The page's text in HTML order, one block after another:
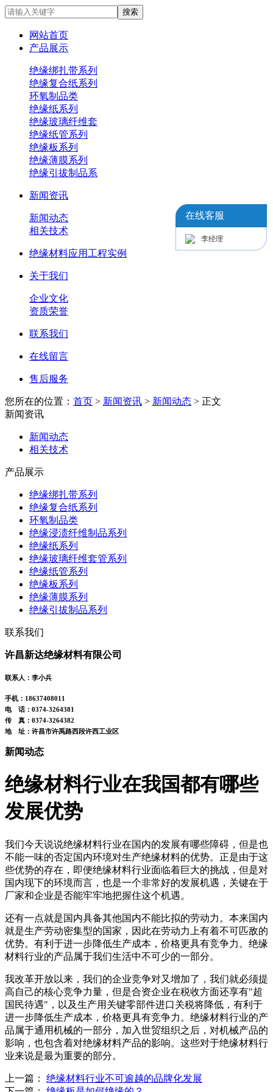
网站首页
产品展示
绝缘绑扎带系列
绝缘复合纸系列
环氧制品类
绝缘纸系列
绝缘玻璃纤维套
绝缘纸管系列
绝缘板系列
绝缘薄膜系列
绝缘引拔制品系
新闻资讯
新闻动态
相关技术
绝缘材料应用工程实例
关于我们
企业文化
资质荣誉
联系我们
在线留言
售后服务
您所在的位置： 首页 > 新闻资讯 > 新闻动态 > 正文
新闻资讯
新闻动态
相关技术
产品展示
绝缘绑扎带系列
绝缘复合纸系列
环氧制品类
绝缘浸渍纤维制品系列
绝缘纸系列
绝缘玻璃纤维套管系列
绝缘纸管系列
绝缘板系列
绝缘薄膜系列
绝缘引拔制品系列
联系我们
许昌新达绝缘材料有限公司
联系人：李小兵
手机：18637408011
电 话：0374-3264381
传 真：0374-3264382
地 址：许昌市许禹路西段许西工业区
新闻动态
绝缘材料行业在我国都有哪些
发展优势
我们今天说说绝缘材料行业在国内的发展有哪些障碍，但是也
不能一味的否定国内环境对生产绝缘材料的优势。正是由于这
些优势的存在，即便绝缘材料行业面临着巨大的挑战，但是对
国内现下的环境而言，也是一个非常好的发展机遇，关键在于
厂家和企业是否能牢牢地把握住这个机遇。
还有一点就是国内具备其他国内不能比拟的劳动力。本来国内
就是生产劳动密集型的国家，因此在劳动力上有着不可匹敌的
优势。有利于进一步降低生产成本，价格更具有竞争力。绝缘
材料行业的产品属于我们生活中不可少的一部分。
我改革开放以来，我们的企业竞争对又增加了，我们就必须提
高自己的核心竞争力量，但是合资企业在税收方面还享有"超
国民待遇"，以及生产用关键零部件进口关税将降低，有利于
进一步降低生产成本，价格更具有竞争力。绝缘材料行业的产
品属于通用机械的一部分，加入世贸组织之后，对机械产品的
影响，也包含着对绝缘材料产品的影响。这些对于绝缘材料行
业来说是最为重要的部分。
上一篇： 绝缘材料行业不可逾越的品牌化发展
在线客服
李经理